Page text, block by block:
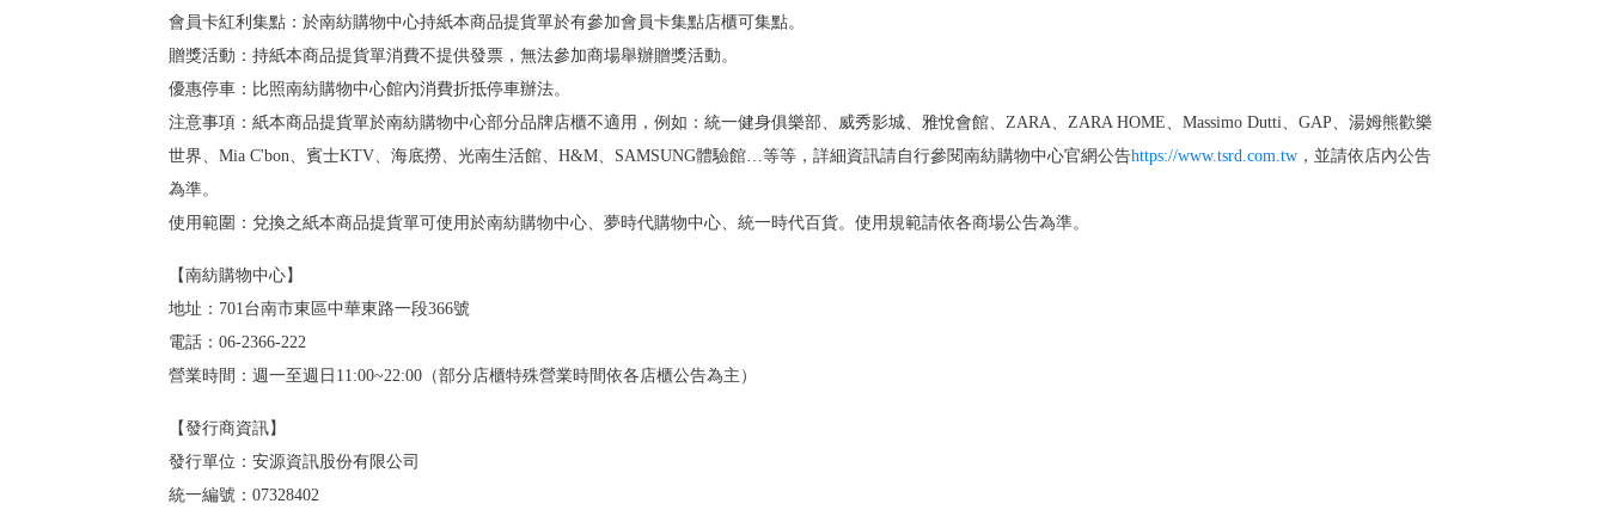
會員卡紅利集點：於南紡購物中心持紙本商品提貨單於有參加會員卡集點店櫃可集點。
贈獎活動：持紙本商品提貨單消費不提供發票，無法參加商場舉辦贈獎活動。
優惠停車：比照南紡購物中心館內消費折抵停車辦法。
注意事項：紙本商品提貨單於南紡購物中心部分品牌店櫃不適用，例如：統一健身俱樂部、威秀影城、雅悅會館、ZARA、ZARA HOME、Massimo Dutti、GAP、湯姆熊歡樂
世界、Mia C'bon、賓士KTV、海底撈、光南生活館、H&M、SAMSUNG體驗館…等等，詳細資訊請自行參閱南紡購物中心官網公告https://www.tsrd.com.tw ，並請依店內公告
為準。
使用範圍：兌換之紙本商品提貨單可使用於南紡購物中心、夢時代購物中心、統一時代百貨。使用規範請依各商場公告為準。
【南紡購物中心】
地址：701台南市東區中華東路一段366號
電話：06-2366-222
營業時間：週一至週日11:00~22:00（部分店櫃特殊營業時間依各店櫃公告為主）
【發行商資訊】
發行單位：安源資訊股份有限公司
統一編號：07328402